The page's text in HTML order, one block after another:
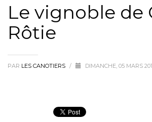
Le vignoble de
Rôtie
PAR LES CANOTIERS / DIMANCHE, 05 MARS